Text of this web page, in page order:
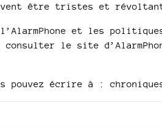
être tristes et
et les
consulter le site
pouvez écrire à :